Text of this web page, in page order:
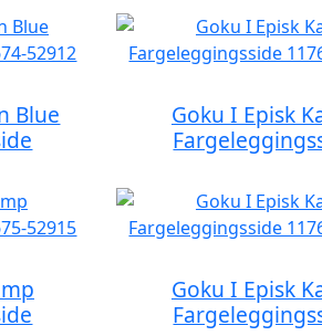
Blue
Goku I Episk
Goku I Episk